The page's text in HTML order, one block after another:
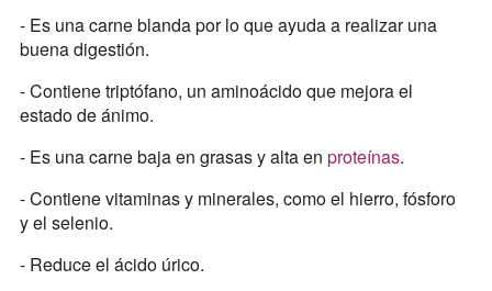
- Es una carne blanda por lo que ayuda a realizar una
buena digestión.
- Contiene triptófano, un aminoácido que mejora el
estado de ánimo.
- Es una carne baja en grasas y alta en proteínas.
- Contiene vitaminas y minerales, como el hierro, fósforo
y el selenio.
- Reduce el ácido úrico.